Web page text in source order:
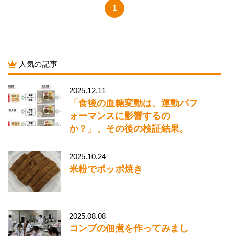
1
人気の記事
2025.12.11
「食後の血糖変動は、運動パフ
ォーマンスに影響するの
か？」、その後の検証結果。
2025.10.24
米粉でポッポ焼き
2025.08.08
コンブの佃煮を作ってみまし